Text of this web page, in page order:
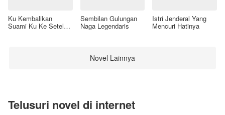
Ku Kembalikan
Suami Ku Ke Setelan
Sembilan Gulungan
Naga Legendaris
Istri Jenderal Yang
Mencuri Hatinya
Novel Lainnya
Telusuri novel di internet